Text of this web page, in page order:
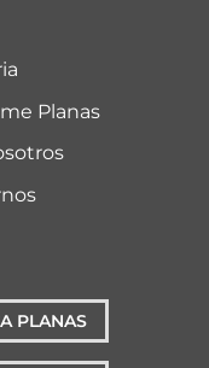
Planas
PLANAS